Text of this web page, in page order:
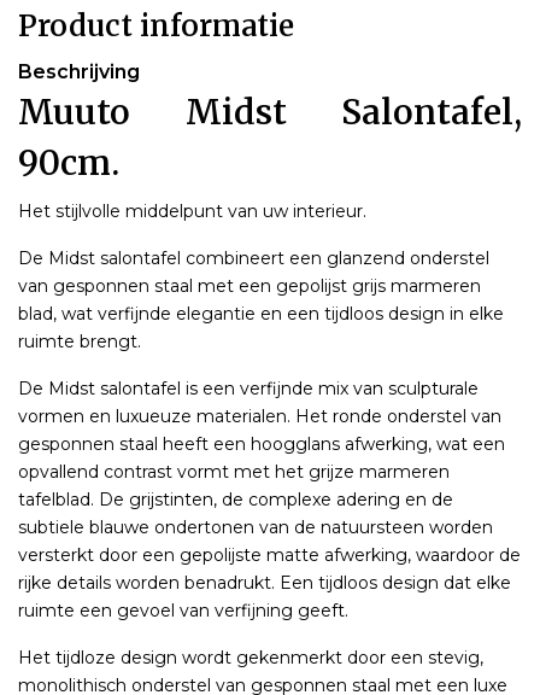
Product informatie
Beschrijving
Muuto Midst Salontafel,
90cm.
Het stijlvolle middelpunt van uw interieur.
De Midst salontafel combineert een glanzend onderstel
van gesponnen staal met een gepolijst grijs marmeren
blad, wat verfijnde elegantie en een tijdloos design in elke
ruimte brengt.
De Midst salontafel is een verfijnde mix van sculpturale
vormen en luxueuze materialen. Het ronde onderstel van
gesponnen staal heeft een hoogglans afwerking, wat een
opvallend contrast vormt met het grijze marmeren
tafelblad. De grijstinten, de complexe adering en de
subtiele blauwe ondertonen van de natuursteen worden
versterkt door een gepolijste matte afwerking, waardoor de
rijke details worden benadrukt. Een tijdloos design dat elke
ruimte een gevoel van verfijning geeft.
Het tijdloze design wordt gekenmerkt door een stevig,
monolithisch onderstel van gesponnen staal met een luxe